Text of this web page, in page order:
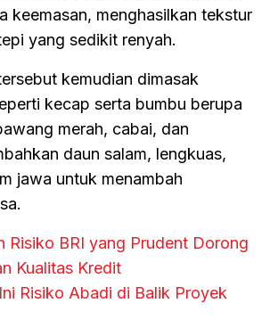
keemasan, menghasilkan tekstur
yang sedikit renyah.
kemudian dimasak
kecap serta bumbu berupa
merah, cabai, dan
daun salam, lengkuas,
jawa untuk menambah
Risiko BRI yang Prudent Dorong
Kualitas Kredit
Risiko Abadi di Balik Proyek